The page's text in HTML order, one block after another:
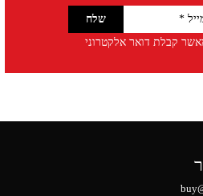
קבלת דואר אלקטרוני